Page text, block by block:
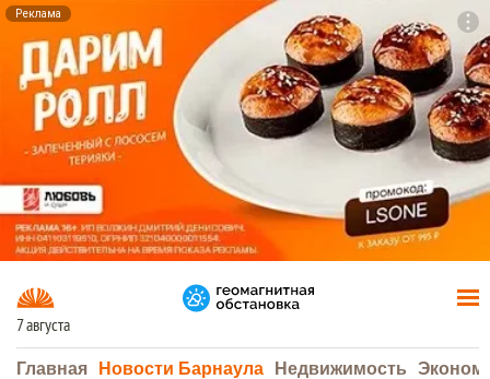
Реклама
7 августа
Главная Новости Барнаула Недвижимость